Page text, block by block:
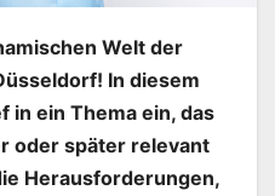
Welt der
In diesem
in ein Thema ein, das
oder später relevant
Herausforderungen,